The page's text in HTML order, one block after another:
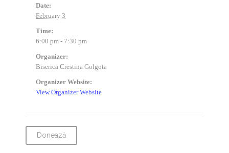
Date:
February 3
Time:
6:00 pm - 7:30 pm
Organizer:
Biserica Crestina Golgota
Organizer Website:
View Organizer Website
Donează